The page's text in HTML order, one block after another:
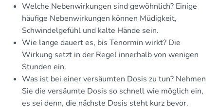
Welche Nebenwirkungen sind gewöhnlich? Einige
häufige Nebenwirkungen können Müdigkeit,
Schwindelgefühl und kalte Hände sein.
Wie lange dauert es, bis Tenormin wirkt? Die
Wirkung setzt in der Regel innerhalb von wenigen
Stunden ein.
Was ist bei einer versäumten Dosis zu tun? Nehmen
Sie die versäumte Dosis so schnell wie möglich ein,
es sei denn, die nächste Dosis steht kurz bevor.